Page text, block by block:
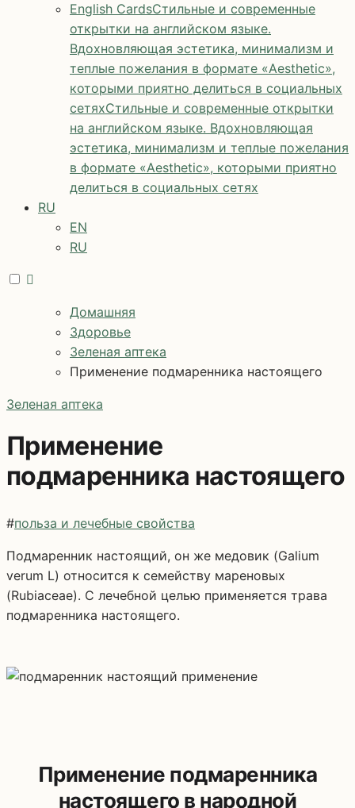
English CardsСтильные и современные
открытки на английском языке.
Вдохновляющая эстетика, минимализм и
теплые пожелания в формате «Aesthetic»,
которыми приятно делиться в социальных
сетяхСтильные и современные открытки
на английском языке. Вдохновляющая
эстетика, минимализм и теплые пожелания
в формате «Aesthetic», которыми приятно
делиться в социальных сетях
RU
EN
RU
Домашняя
Здоровье
Зеленая аптека
Применение подмаренника настоящего
Зеленая аптека
Применение
подмаренника настоящего
#польза и лечебные свойства
Подмаренник настоящий, он же медовик (Galium
verum L) относится к семейству мареновых
(Rubiaceae). С лечебной целью применяется трава
подмаренника настоящего.
Применение подмаренника
настоящего в народной